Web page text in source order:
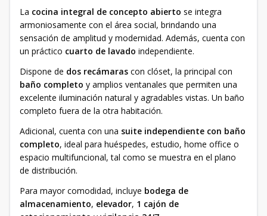
La cocina integral de concepto abierto se integra
armoniosamente con el área social, brindando una
sensación de amplitud y modernidad. Además, cuenta con
un práctico cuarto de lavado independiente.
Dispone de dos recámaras con clóset, la principal con
baño completo y amplios ventanales que permiten una
excelente iluminación natural y agradables vistas. Un baño
completo fuera de la otra habitación.
Adicional, cuenta con una suite independiente con baño
completo, ideal para huéspedes, estudio, home office o
espacio multifuncional, tal como se muestra en el plano
de distribución.
Para mayor comodidad, incluye bodega de
almacenamiento, elevador, 1 cajón de